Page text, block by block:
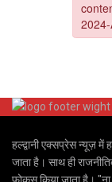
हल्द्वानी एक्सप्रेस न्यूज़ में
जाता है। साथ ही